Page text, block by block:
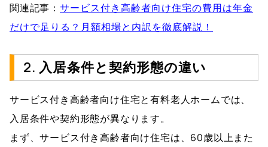
関連記事： サービス付き高齢者向け住宅の費用は年金
だけで足りる？月額相場と内訳を徹底解説！
2. 入居条件と契約形態の違い
サービス付き高齢者向け住宅と有料老人ホームでは、
入居条件や契約形態が異なります。
まず、サービス付き高齢者向け住宅は、60歳以上また